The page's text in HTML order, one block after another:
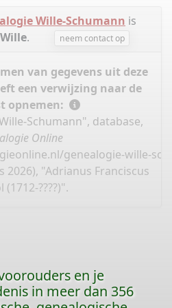
Wille-Schumann is
Wille. neem contact op
van gegevens uit deze
een verwijzing naar de
opnemen:
Schumann", database,
Online
genealogie-wille-
2026), "Adrianus Franciscus
(1712-????)".
en je
in meer dan 356